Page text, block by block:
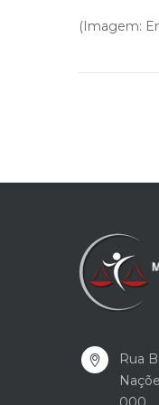
(Imagem:
Rua